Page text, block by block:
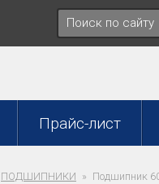
Прайс-лист
ПОДШИПНИКИ Подшипник